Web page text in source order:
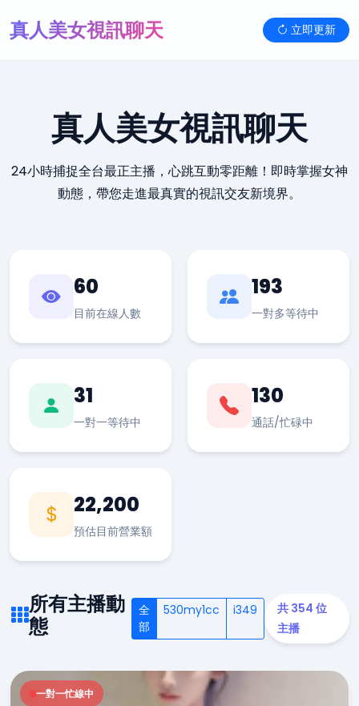
真人美女視訊聊天 立即更新
真人美女視訊聊天
24小時捕捉全台最正主播，心跳互動零距離！即時掌握女神
動態，帶您走進最真實的視訊交友新境界。
60
目前在線人數
193
一對多等待中
31
一對一等待中
130
通話/忙碌中
22,200
預估目前營業額
所有主播動
態
全
部
530my1cc i349
共 354 位
主播
一對一忙線中